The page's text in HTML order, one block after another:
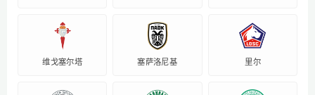
维戈塞尔塔 塞萨洛尼基 里尔